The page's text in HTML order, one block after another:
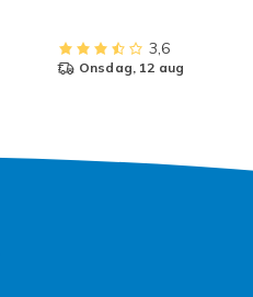
3,6
onsdag, 12 aug